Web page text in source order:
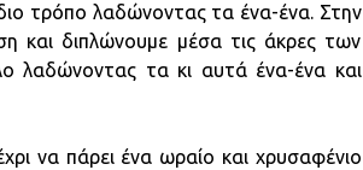
τρόπο λαδώνοντας τα ένα-ένα. Στην
και διπλώνουμε μέσα τις άκρες των
τα κι αυτά ένα-ένα και
να πάρει ένα ωραίο και χρυσαφένιο